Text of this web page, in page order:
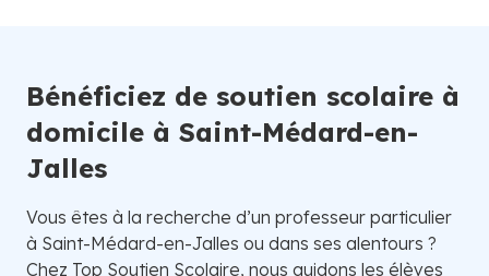
Bénéficiez de soutien scolaire à
domicile à Saint-Médard-en-
Jalles
Vous êtes à la recherche d’un professeur particulier
à Saint-Médard-en-Jalles ou dans ses alentours ?
Chez Top Soutien Scolaire, nous guidons les élèves